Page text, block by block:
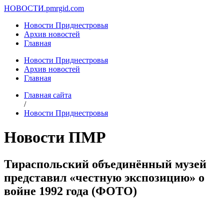
НОВОСТИ.pmrgid.com
Новости Приднестровья
Архив новостей
Главная
Новости Приднестровья
Архив новостей
Главная
Главная сайта
/
Новости Приднестровья
Новости ПМР
Тираспольский объединённый музей
представил «честную экспозицию» о
войне 1992 года (ФОТО)